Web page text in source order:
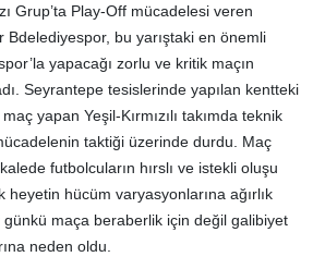
Grup’ta Play-Off mücadelesi veren
Bdelediyespor, bu yarıştaki en önemli
yapacağı zorlu ve kritik maçın
Seyrantepe tesislerinde yapılan kentteki
yapan Yeşil-Kırmızılı takımda teknik
taktiği üzerinde durdu. Maç
futbolcuların hırslı ve istekli oluşu
hücüm varyasyonlarına ağırlık
günkü maça beraberlik için değil galibiyet
neden oldu.